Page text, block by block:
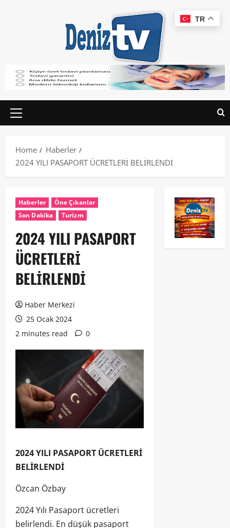
Home
Haberler
2024 YILI PASAPORT ÜCRETLERİ BELİRLENDİ
Haberler
Öne Çıkanlar
Son Dakika
Turizm
2024 YILI PASAPORT
ÜCRETLERİ
BELİRLENDİ
Haber Merkezi
25 Ocak 2024
2 minutes read
0
2024 YILI PASAPORT ÜCRETLERİ
BELİRLENDİ
Özcan Özbay
2024 Yılı Pasaport ücretleri
belirlendi. En düşük pasaport
TR